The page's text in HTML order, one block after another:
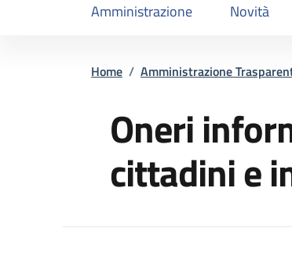
Amministrazione Novità
Briciole di
Home / Amministrazione
Oneri
cittadini e